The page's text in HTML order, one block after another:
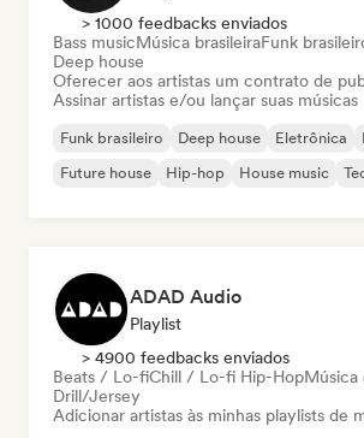
> 1000 feedbacks enviados
Bass musicMúsica brasileiraFunk
Deep house
Oferecer aos artistas um contrato de
Assinar artistas e/ou lançar suas músicas
Funk brasileiro Deep house Eletrônica
Future house
Hip-hop House music
ADAD Audio
Playlist
> 4900 feedbacks enviados
Beats / Lo-fiChill / Lo-fi Hip-HopMúsica
Drill/Jersey
Adicionar artistas às minhas playlists de